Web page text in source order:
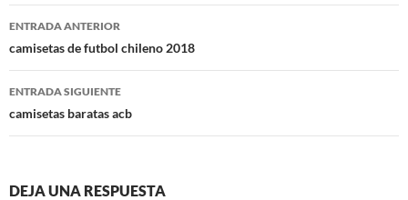
Navegación
de
entradas
ENTRADA ANTERIOR
camisetas de futbol chileno 2018
ENTRADA SIGUIENTE
camisetas baratas acb
DEJA UNA RESPUESTA